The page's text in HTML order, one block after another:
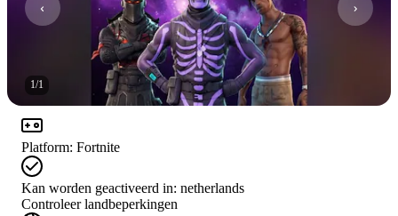
1/1
Platform: Fortnite
Kan worden geactiveerd in: netherlands
Controleer landbeperkingen